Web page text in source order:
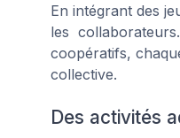
En intégrant des
les
coopératifs,
collective.
Des activités